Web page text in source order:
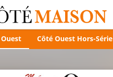
Côté Ouest Hors-Série